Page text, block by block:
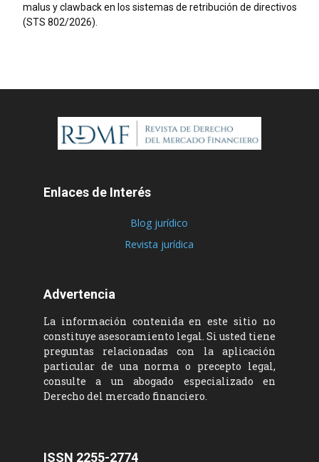
malus y clawback en los sistemas de retribución de directivos
(STS 802/2026).
Enlaces de Interés
Blog jurídico
Revista jurídica
Advertencia
La información contenida en este sitio no
constituye asesoramiento legal. Si usted tiene
preguntas relacionadas con la aplicación
particular de una norma o precepto legal,
consulte a un abogado especializado en
Derecho del mercado financiero.
ISSN 2255-2774